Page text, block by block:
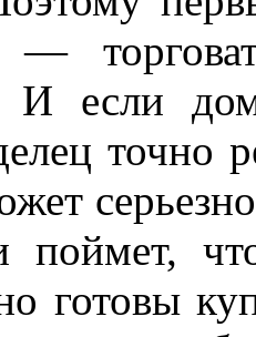
И если
поймет,
готовы